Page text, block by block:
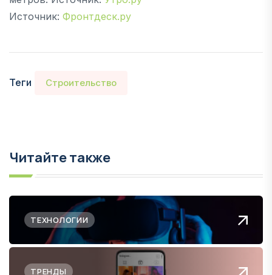
Источник: Фронтдеск.ру
Теги Строительство
Читайте также
ТЕХНОЛОГИИ
ТРЕНДЫ